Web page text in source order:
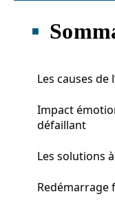
Les causes de
Impact
défaillant
Les solutions
Redémarrage